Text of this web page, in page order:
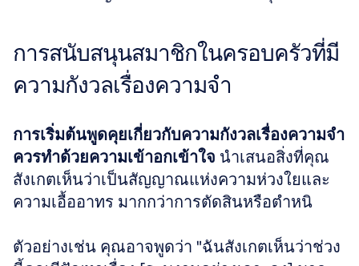
การสนับสนุนสมาชิกในครอบครัวที่มี
ความกังวลเรื่องความจำ
การเริ่มต้นพูดคุยเกี่ยวกับความกังวลเรื่องความจำ
ควรทำด้วยความเข้าอกเข้าใจ นำเสนอสิ่งที่คุณ
สังเกตเห็นว่าเป็นสัญญาณแห่งความห่วงใยและ
ความเอื้ออาทร มากกว่าการตัดสินหรือตำหนิ
ตัวอย่างเช่น คุณอาจพูดว่า "ฉันสังเกตเห็นว่าช่วง